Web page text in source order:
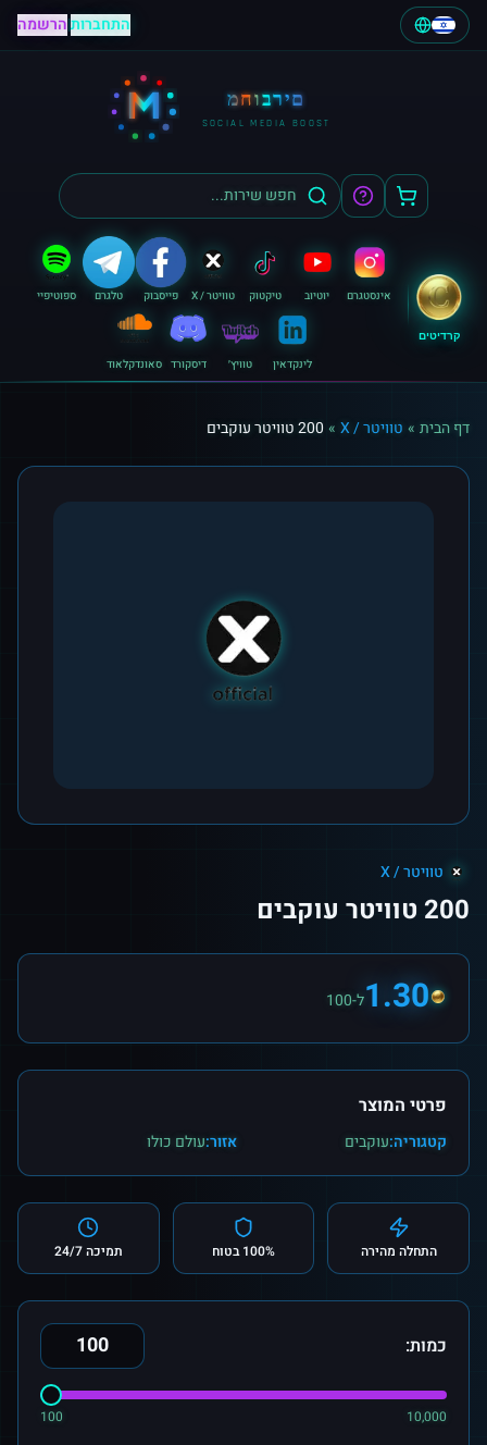
התחברות|הרשמה
M מחוברים
SOCIAL MEDIA BOOST
קרדיטים
אינסטגרם יוטיוב טיקטוק טוויטר / X פייסבוק טלגרם ספוטיפיי
לינקדאין טוויץ׳ דיסקורד סאונדקלאוד
דף הבית » טוויטר / X » 200 טוויטר עוקבים
טוויטר / X
200 טוויטר עוקבים
1.30ל-100
פרטי המוצר
קטגוריה:עוקבים אזור:עולם כולו
התחלה מהירה 100% בטוח תמיכה 24/7
כמות:
100 10,000